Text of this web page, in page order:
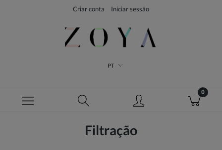
Criar conta Iniciar sessão
PT
Filtração